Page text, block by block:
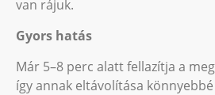
van rájuk.
Gyors hatás
Már 5–8 perc alatt fellazítja a
így annak eltávolítása